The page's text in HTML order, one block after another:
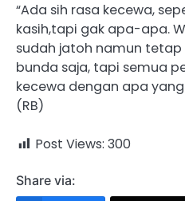
“Ada sih rasa kecewa,
kasih,tapi gak apa-apa.
sudah jatoh namun tetap
bunda saja, tapi semua
kecewa dengan apa
(RB)
Post Views: 300
Share via: